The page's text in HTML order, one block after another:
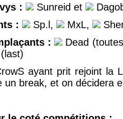
:
Sunreid et
:
Sp.l, MxL,
:
Dead
ayant prit rejoint la
un break, et on décidera